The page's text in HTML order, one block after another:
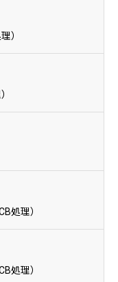
）
処理）
処理）